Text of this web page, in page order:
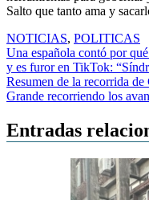
Salto que tanto ama y
NOTICIAS, POLITICAS
Navegación
de
entradas
Una española contó por
y es furor en TikTok:
Resumen de la recorrida
Grande recorriendo los
Entradas